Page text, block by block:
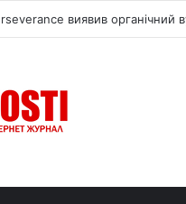
виявив органічний